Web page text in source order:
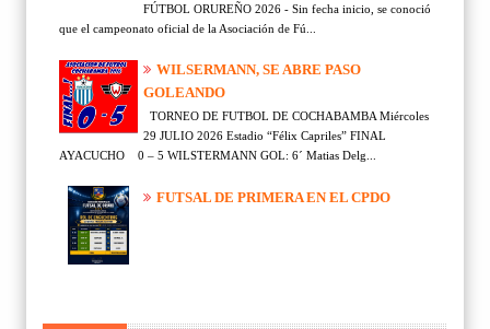
FÚTBOL ORUREÑO 2026 - Sin fecha inicio, se conoció
que el campeonato oficial de la Asociación de Fú...
WILSERMANN, SE ABRE PASO
GOLEANDO
TORNEO DE FUTBOL DE COCHABAMBA Miércoles
29 JULIO 2026 Estadio “Félix Capriles” FINAL
AYACUCHO 0 – 5 WILSTERMANN GOL: 6´ Matias Delg...
FUTSAL DE PRIMERA EN EL CPDO